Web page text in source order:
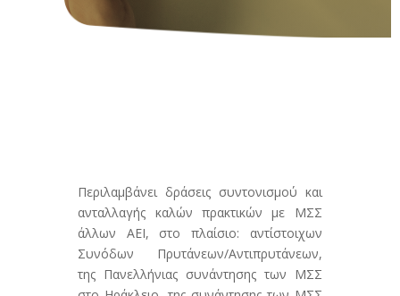
Περιλαμβάνει δράσεις συντονισμού και
ανταλλαγής καλών πρακτικών με ΜΣΣ
άλλων ΑΕΙ, στο πλαίσιο: αντίστοιχων
Συνόδων Πρυτάνεων/Αντιπρυτάνεων,
της Πανελλήνιας συνάντησης των ΜΣΣ